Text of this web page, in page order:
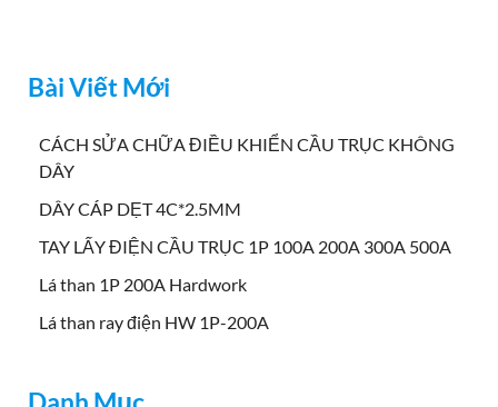
Bài Viết Mới
CÁCH SỬA CHỮA ĐIỀU KHIỂN CẦU TRỤC KHÔNG
DÂY
DÂY CÁP DẸT 4C*2.5MM
TAY LẤY ĐIỆN CẦU TRỤC 1P 100A 200A 300A 500A
Lá than 1P 200A Hardwork
Lá than ray điện HW 1P-200A